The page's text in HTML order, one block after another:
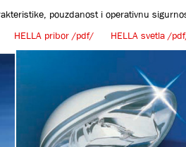
pouzdanost i operativnu
HELLA pribor /pdf/ HELLA svetla /